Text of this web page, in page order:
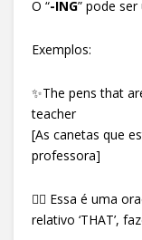
O “-ING” pode
Exemplos:
✨The pens that
teacher
[As canetas que
professora]
☝🏼 Essa é uma
relativo ‘THAT’,